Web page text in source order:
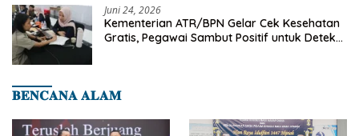
Juni 24, 2026
Kementerian ATR/BPN Gelar Cek Kesehatan
Gratis, Pegawai Sambut Positif untuk Deteksi
𝐁𝐄𝐍𝐂𝐀𝐍𝐀 𝐀𝐋𝐀𝐌